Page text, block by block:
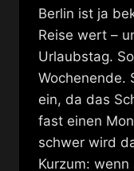
Berlin ist ja
Reise wert –
Urlaubstag.
Wochenende.
ein, da das
fast einen
schwer wird
Kurzum: